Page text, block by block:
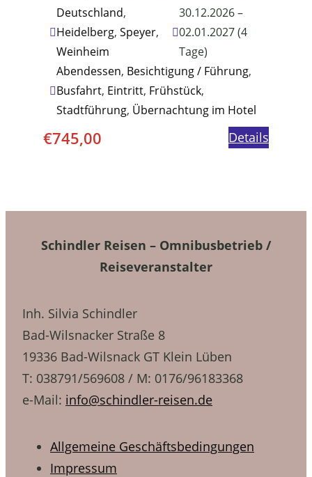
Deutschland,
Heidelberg, Speyer,
Weinheim
30.12.2026 –
02.01.2027 (4
Tage)
Abendessen, Besichtigung / Führung,
Busfahrt, Eintritt, Frühstück,
Stadtführung, Übernachtung im Hotel
€745,00 Details
Schindler Reisen – Omnibusbetrieb /
Reiseveranstalter
Inh. Silvia Schindler
Bad-Wilsnacker Straße 8
19336 Bad-Wilsnack GT Klein Lüben
T: 038791/569608 / M: 0176/96183368
e-Mail: info@schindler-reisen.de
Allgemeine Geschäftsbedingungen
Impressum